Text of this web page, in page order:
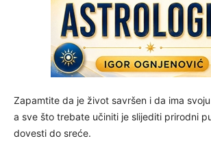
Zapamtite da je život savršen i da ima
a sve što trebate učiniti je slijediti prirodni
dovesti do sreće.